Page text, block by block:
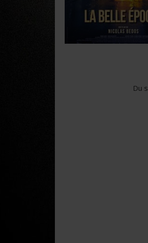
Du